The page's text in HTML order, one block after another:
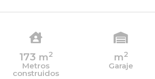
173 m2
Metros
construidos
m2
Garaje